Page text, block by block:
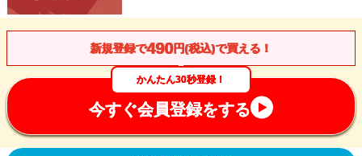
新規登録で490円(税込)で買える！
かんたん30秒登録！
今すぐ会員登録をする